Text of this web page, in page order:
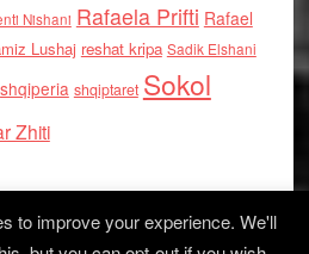
Nishani Rafaela Prifti Rafael
Lushaj reshat kripa Sadik Elshani
shqiperia shqiptaret Sokol
Zhiti
to improve your experience. We'll